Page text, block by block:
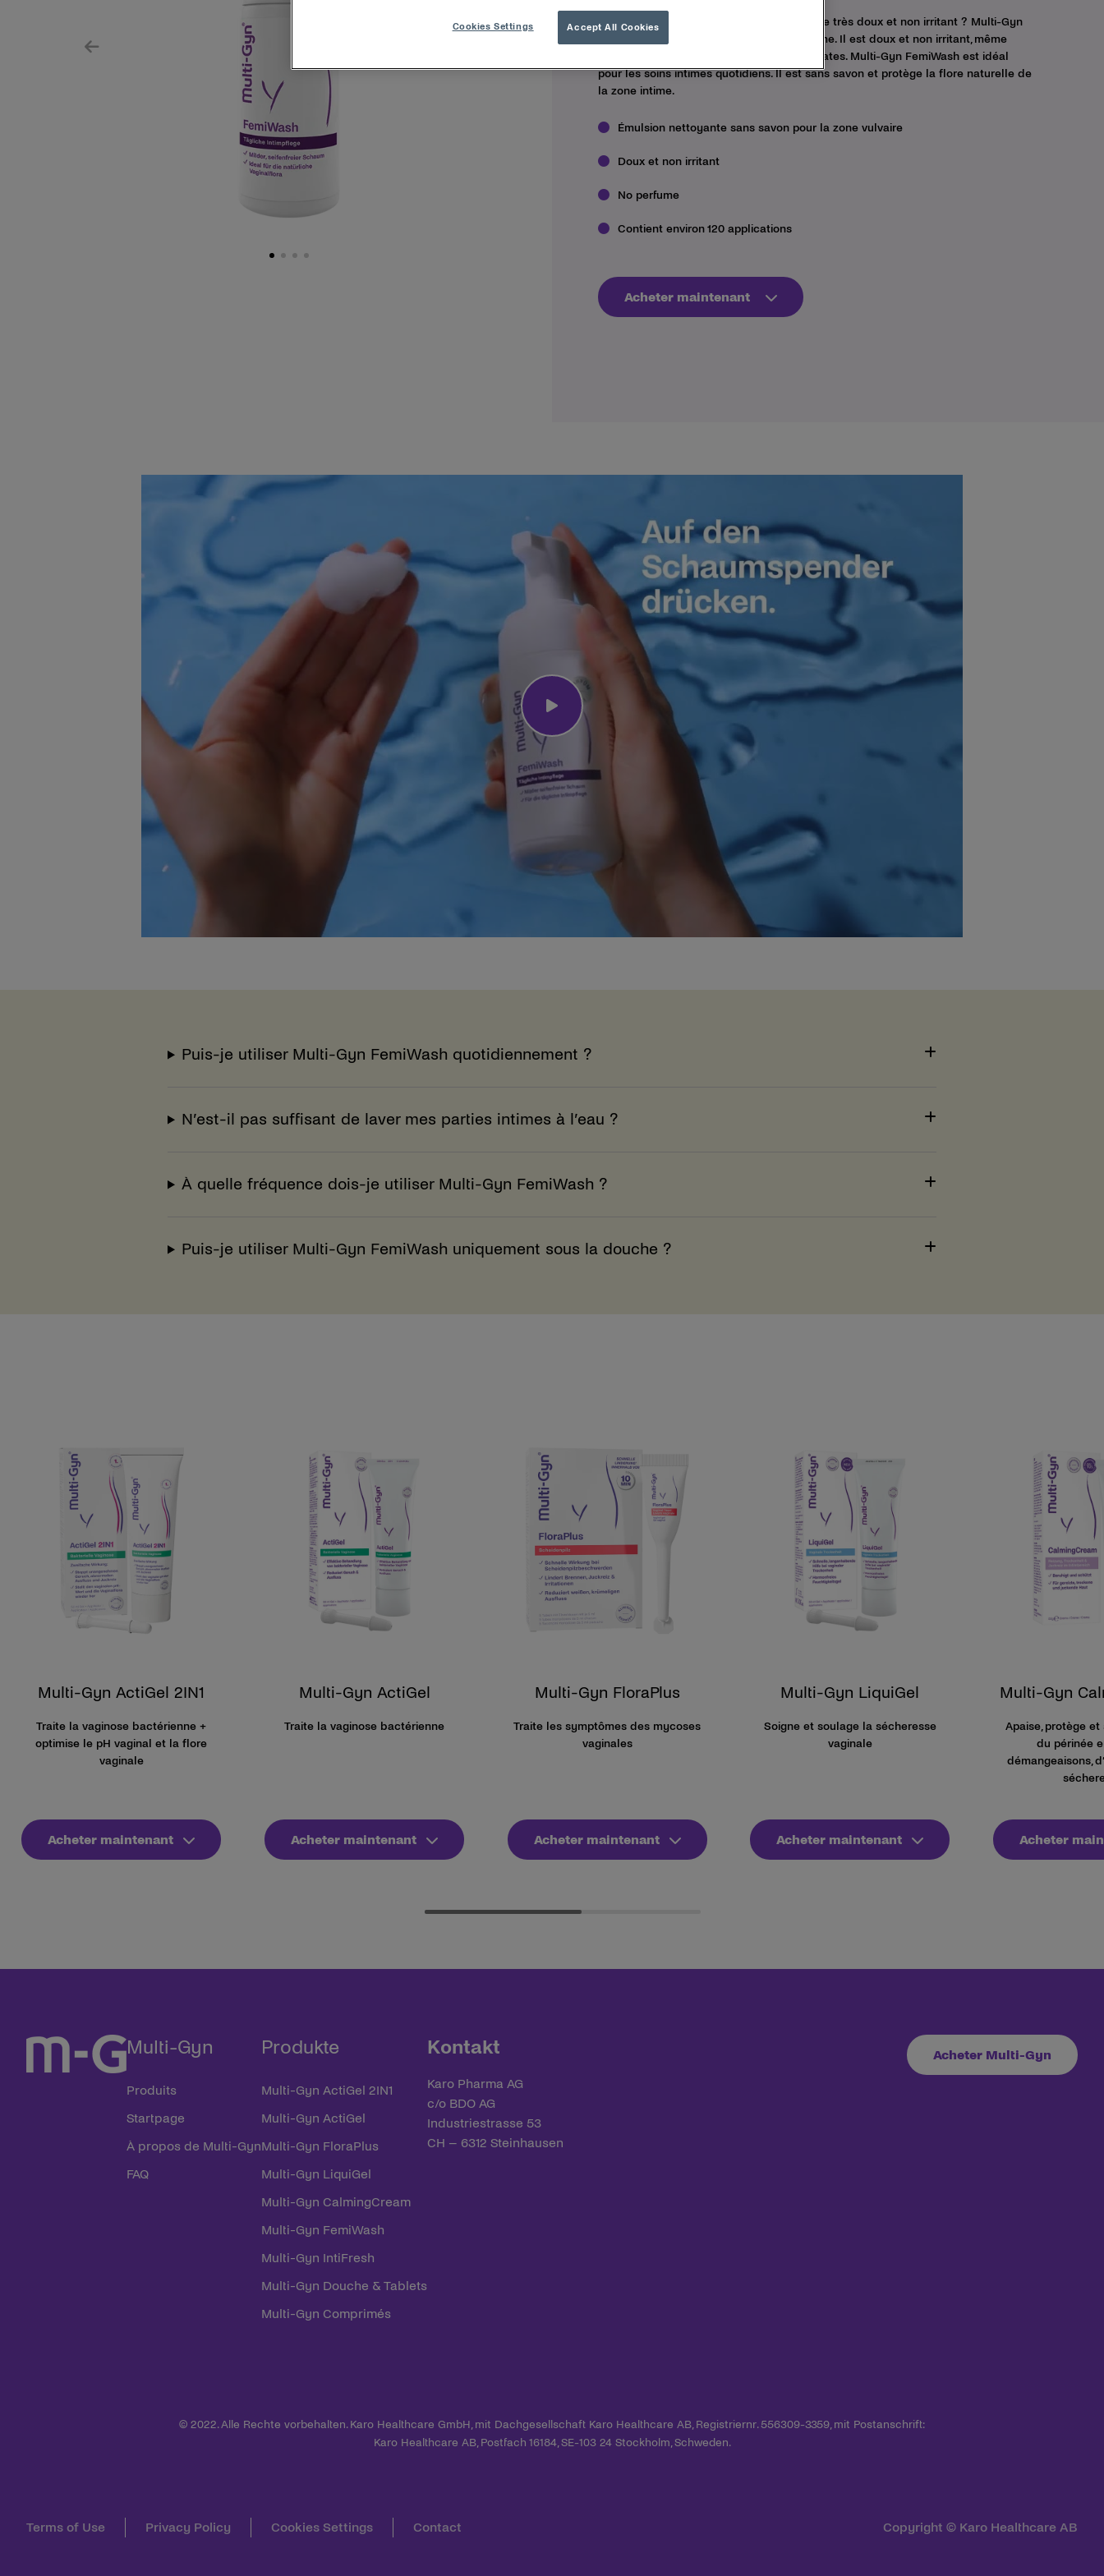
Vous souhaitez utiliser un produit de lavage très doux et non irritant ? Multi-Gyn
FemiWash nettoie et rafraîchit la zone intime. Il est doux et non irritant, même
pour les peaux les plus sen-sibles et délicates. Multi-Gyn FemiWash est idéal
pour les soins intimes quotidiens. Il est sans savon et protège la flore naturelle de
la zone intime.
Émulsion nettoyante sans savon pour la zone vulvaire
Doux et non irritant
No perfume
Contient environ 120 applications
Acheter maintenant
Puis-je utiliser Multi-Gyn FemiWash quotidiennement ?
N’est-il pas suffisant de laver mes parties intimes à l’eau ?
À quelle fréquence dois-je utiliser Multi-Gyn FemiWash ?
Puis-je utiliser Multi-Gyn FemiWash uniquement sous la douche ?
Multi-Gyn ActiGel 2IN1
Traite la vaginose bactérienne +
optimise le pH vaginal et la flore
vaginale
Acheter maintenant
Multi-Gyn ActiGel
Traite la vaginose bactérienne
Acheter maintenant
Multi-Gyn FloraPlus
Traite les symptômes des mycoses
vaginales
Acheter maintenant
Multi-Gyn LiquiGel
Soigne et soulage la sécheresse
vaginale
Acheter maintenant
Multi-Gyn
Apaise, protège
du périnée
démangeaisons,
Acheter
Multi-Gyn
Produits
Startpage
À propos de Multi-Gyn
FAQ
Produkte
Multi-Gyn ActiGel 2IN1
Multi-Gyn ActiGel
Multi-Gyn FloraPlus
Multi-Gyn LiquiGel
Multi-Gyn CalmingCream
Multi-Gyn FemiWash
Multi-Gyn IntiFresh
Multi-Gyn Douche & Tablets
Multi-Gyn Comprimés
Kontakt
Karo Pharma AG
c/o BDO AG
Industriestrasse 53
CH – 6312 Steinhausen
Acheter Multi-Gyn
© 2022. Alle Rechte vorbehalten. Karo Healthcare GmbH, mit Dachgesellschaft Karo Healthcare AB, Registriernr. 556309-3359, mit Postanschrift:
Karo Healthcare AB, Postfach 16184, SE-103 24 Stockholm, Schweden.
Terms of Use Privacy Policy Cookies Settings Contact Copyright © Karo Healthcare AB
Accept All Cookies
Cookies Settings